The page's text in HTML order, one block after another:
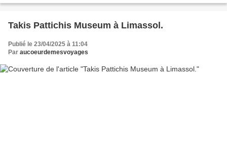
Takis Pattichis Museum à Limassol.
Publié le 23/04/2025 à 11:04
Par aucoeurdemesvoyages